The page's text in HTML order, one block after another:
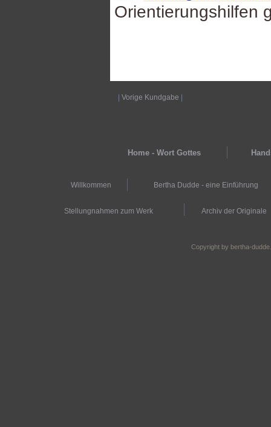
Orientierungshilfen
Vorige Kundgabe
Home - Wort Gottes
Willkommen Bertha Dudde - eine Einführung
Stellungnahmen zum Werk Archiv der Originale
Copyright by bertha-